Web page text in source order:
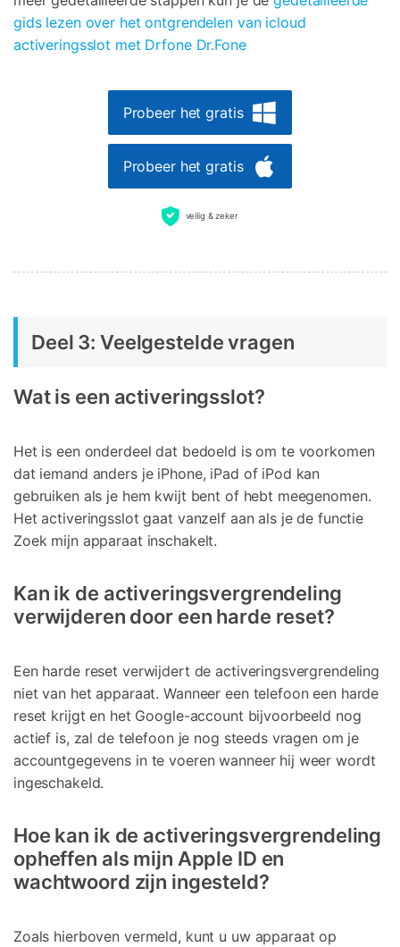
gids lezen over het ontgrendelen van icloud
activeringsslot met Drfone Dr.Fone
Probeer het gratis
Probeer het gratis
veilig & zeker
Deel 3: Veelgestelde vragen
Wat is een activeringsslot?
Het is een onderdeel dat bedoeld is om te voorkomen
dat iemand anders je iPhone, iPad of iPod kan
gebruiken als je hem kwijt bent of hebt meegenomen.
Het activeringsslot gaat vanzelf aan als je de functie
Zoek mijn apparaat inschakelt.
Kan ik de activeringsvergrendeling
verwijderen door een harde reset?
Een harde reset verwijdert de activeringsvergrendeling
niet van het apparaat. Wanneer een telefoon een harde
reset krijgt en het Google-account bijvoorbeeld nog
actief is, zal de telefoon je nog steeds vragen om je
accountgegevens in te voeren wanneer hij weer wordt
ingeschakeld.
Hoe kan ik de activeringsvergrendeling
opheffen als mijn Apple ID en
wachtwoord zijn ingesteld?
Zoals hierboven vermeld, kunt u uw apparaat op